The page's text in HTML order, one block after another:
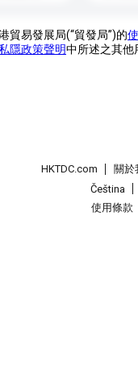
貿易發展局(“貿發局”)的
隱政策聲明中所述之其他
HKTDC.com 關於
Čeština
使用條款